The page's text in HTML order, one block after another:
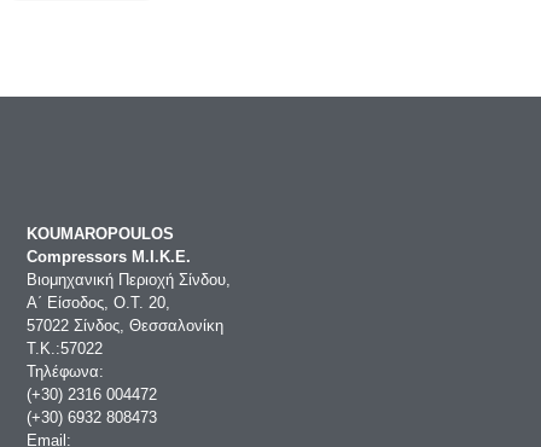
KOUMAROPOULOS
Compressors Μ.Ι.Κ.Ε.
Βιομηχανική Περιοχή Σίνδου,
Α΄ Είσοδος, Ο.Τ. 20,
57022 Σίνδος, Θεσσαλονίκη
Τ.Κ.:57022
Τηλέφωνα:
(+30) 2316 004472
(+30) 6932 808473
Email: